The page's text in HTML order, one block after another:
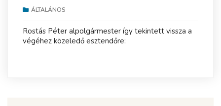
ÁLTALÁNOS
Rostás Péter alpolgármester így tekintett vissza a
végéhez közeledő esztendőre: